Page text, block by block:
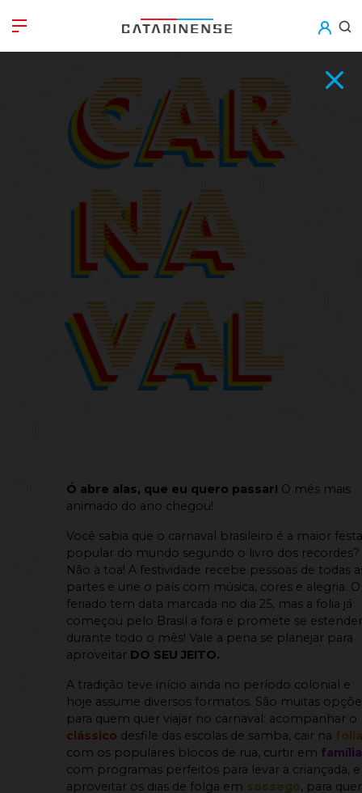
Ó abre alas, que eu quero passar! O mês mais
animado do ano chegou!
Você sabia que o carnaval brasileiro é a maior festa
popular do mundo segundo o livro dos recordes?
Não à toa! A festividade recebe pessoas de todas
partes e une o país com música, cores e alegria. O
feriado tem data marcada no dia 25, mas a folia já
começou pelo Brasil a fora e promete se estender
durante todo o mês! Vale a pena se planejar para
aproveitar DO SEU JEITO.
A tradição teve início ainda no período colonial e
hoje assume diversos formatos. São muitas
para quem quer viajar no carnaval: acompanhar o
clássico desfile das escolas de samba, cair na folia
com os populares blocos de rua, curtir em família
com programas perfeitos para levar a criançada, e
aproveitar os dias de folga em sossego, para